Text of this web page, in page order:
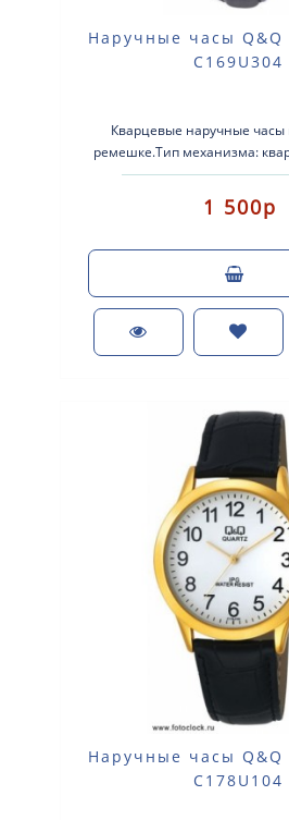
Наручные часы Q&Q
C169U304
Кварцевые наручные
ремешке.Тип механизма:
латунь с серебристым
ремешок.Стекло:..
1 500р
Наручные часы Q&Q
C178U104